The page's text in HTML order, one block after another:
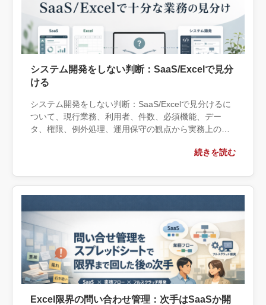
システム開発をしない判断：SaaS/Excelで見分
ける
システム開発をしない判断：SaaS/Excelで見分けるに
ついて、現行業務、利用者、件数、必須機能、デー
タ、権限、例外処理、運用保守の観点から実務上の判
相談する条件、相談前に用意する情報、依頼後に確認
続きを読む
Excel限界の問い合わせ管理：次手はSaaSか開